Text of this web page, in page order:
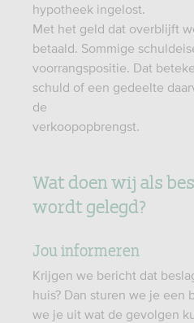
hypotheek ingelost.
Met het geld dat overblijft
betaald. Sommige
voorrangspositie. Dat
schuld of een gedeelte
de
verkoopopbrengst.
Wat doen wij als
wordt gelegd?
Jou informeren
Krijgen we bericht dat
huis? Dan sturen we je een
we je uit wat de gevolgen